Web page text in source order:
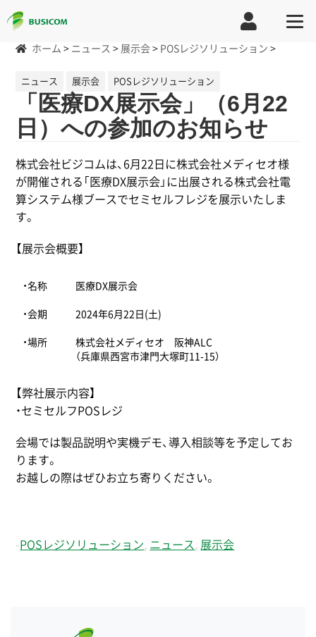
ホーム > ニュース > 展示会 > POSレジソリューション >
ニュース 展示会 POSレジソリューション
「医療DX展示会」（6月22
日）への参加のお知らせ
株式会社ビジコムは、6月22日に株式会社メディセオ様
が開催される「医療DX展示会」に出展される株式会社電
算システム様ブースでセミセルフレジを展示いたしま
す。
【展示会概要】
・名称 医療DX展示会
・会期 2024年6月22日(土)
・場所
株式会社メディセオ 阪神ALC
（兵庫県西宮市津門大塚町11-15）
【弊社展示内容】
・セミセルフPOSレジ
会場では製品説明や実機デモ、導入相談等を予定してお
ります。
お越しの際はぜひお立ち寄りください。
- POSレジソリューション ニュース 展示会